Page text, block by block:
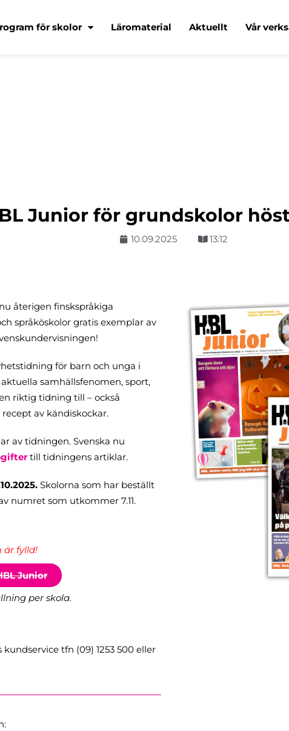
för skolor Läromaterial Aktuellt Vår
Junior för grundskolor
10.09.2025 13:12
återigen finskspråkiga
språköskolor gratis exemplar av
för barn och unga i
samhällsfenomen, sport,
riktig tidning till – också
recept av kändiskockar.
av tidningen. Svenska nu
till tidningens artiklar.
Skolorna som har beställt
numret som utkommer 7.11.
är fylld!
Junior
per skola.
tfn (09) 1253 500 eller